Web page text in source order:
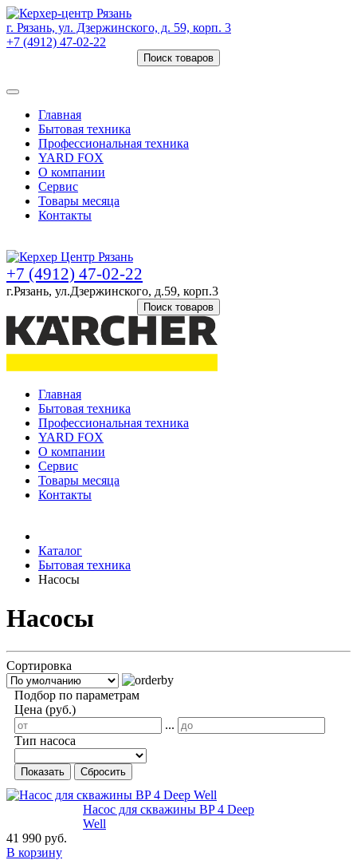
г. Рязань, ул. Дзержинского, д. 59, корп. 3
+7 (4912) 47-02-22
Поиск товаров
Главная
Бытовая техника
Профессиональная техника
YARD FOX
О компании
Сервис
Товары месяца
Контакты
+7 (4912) 47-02-22
г.Рязань, ул.Дзержинского, д.59, корп.3
Поиск товаров
Главная
Бытовая техника
Профессиональная техника
YARD FOX
О компании
Сервис
Товары месяца
Контакты
Каталог
Бытовая техника
Насосы
Насосы
Сортировка
Подбор по параметрам
Цена (руб.)
...
Тип насоса
Показать Сбросить
Насос для скважины BP 4 Deep
Well
41 990 руб.
В корзину